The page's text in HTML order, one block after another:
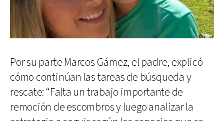
Por su parte Marcos Gámez, el padre, explicó
cómo continúan las tareas de búsqueda y
rescate: “Falta un trabajo importante de
remoción de escombros y luego analizar la